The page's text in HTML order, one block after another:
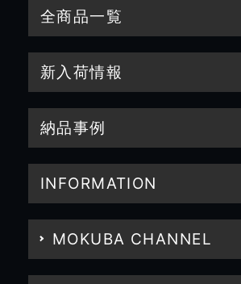
全商品一覧
新入荷情報
納品事例
INFORMATION
MOKUBA CHANNEL